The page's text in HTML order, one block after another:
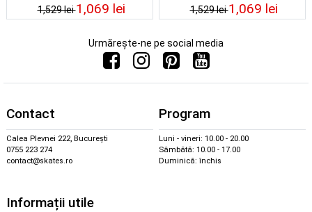
1,529 lei1,069 lei 1,529 lei1,069 lei
Urmărește-ne pe social media
Contact
Calea Plevnei 222, București
0755 223 274
contact@skates.ro
Program
Luni - vineri: 10.00 - 20.00
Sâmbătă: 10.00 - 17.00
Duminică: închis
Informații utile